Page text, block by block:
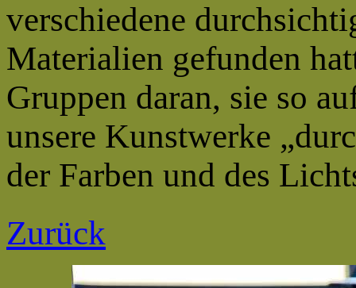
verschiedene
Materialien gefunden
Gruppen daran, sie so
unsere Kunstwerke
der Farben und des
Zurück